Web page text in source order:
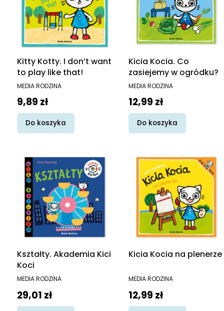
Kitty Kotty. I don’t want
to play like that!
PRODUCENT
MEDIA RODZINA
Cena
9,89 zł
Do koszyka
Kicia Kocia. Co
zasiejemy w ogródku?
PRODUCENT
MEDIA RODZINA
Cena
12,99 zł
Do koszyka
Kształty. Akademia Kici
Koci
PRODUCENT
MEDIA RODZINA
Cena
29,01 zł
Kicia Kocia na plenerze
PRODUCENT
MEDIA RODZINA
Cena
12,99 zł